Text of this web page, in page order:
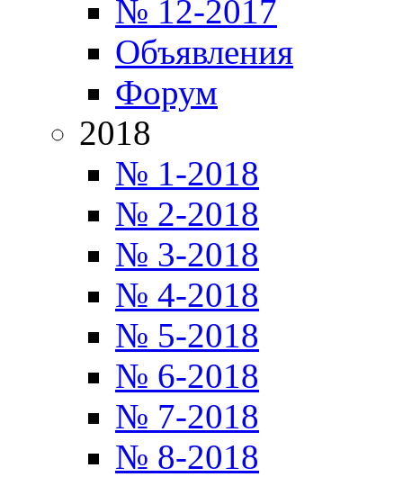
№ 12-2017
Объявления
Форум
2018
№ 1-2018
№ 2-2018
№ 3-2018
№ 4-2018
№ 5-2018
№ 6-2018
№ 7-2018
№ 8-2018